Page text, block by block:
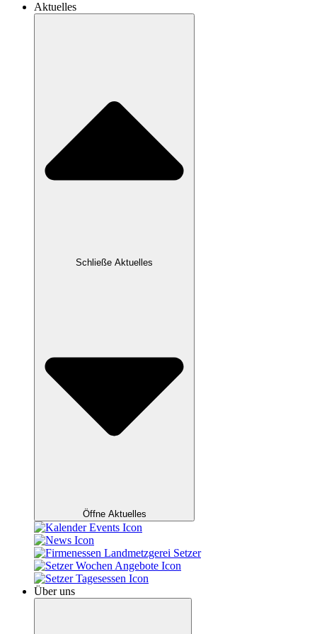
Aktuelles
Schließe Aktuelles
Öffne Aktuelles
Über uns